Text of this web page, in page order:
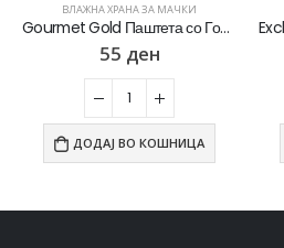
ВЛАЖНА ХРАНА ЗА МАЧКИ
Gourmet Gold Паштета со Говедско [Конзерва 85гр]
55 ден
ДОДАЈ ВО КОШНИЦА